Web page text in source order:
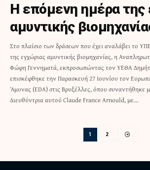
H επόμενη ημέρα της
αμυντικής
Στο πλαίσιο των δράσεων που έχει αναλάβει το
της εγχώριας αμυντικής βιομηχανίας, η
Φώφη Γεννηματά, εκπροσωπώντας τον ΥΕΘΑ
επισκέφθηκε την Παρασκευή 27 Ιουνίου τον
Άμυνας (EDA) στις Βρυξέλλες, όπου συναντήθηκε
Διευθύντρια αυτού Claude France Arnould, με…
1 2